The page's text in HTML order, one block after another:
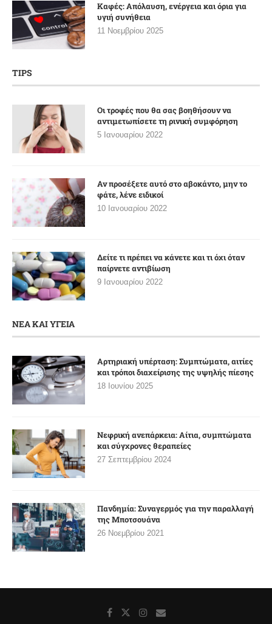
Καφές: Απόλαυση, ενέργεια και όρια για
υγιή συνήθεια
11 Νοεμβρίου 2025
TIPS
Οι τροφές που θα σας βοηθήσουν να
αντιμετωπίσετε τη ρινική συμφόρηση
5 Ιανουαρίου 2022
Αν προσέξετε αυτό στο αβοκάντο, μην το
φάτε, λένε ειδικοί
10 Ιανουαρίου 2022
Δείτε τι πρέπει να κάνετε και τι όχι όταν
παίρνετε αντιβίωση
9 Ιανουαρίου 2022
ΝΕΑ ΚΑΙ ΥΓΕΙΑ
Αρτηριακή υπέρταση: Συμπτώματα, αιτίες
και τρόποι διαχείρισης της υψηλής πίεσης
18 Ιουνίου 2025
Νεφρική ανεπάρκεια: Αίτια, συμπτώματα
και σύγχρονες θεραπείες
27 Σεπτεμβρίου 2024
Πανδημία: Συναγερμός για την παραλλαγή
της Μποτσουάνα
26 Νοεμβρίου 2021